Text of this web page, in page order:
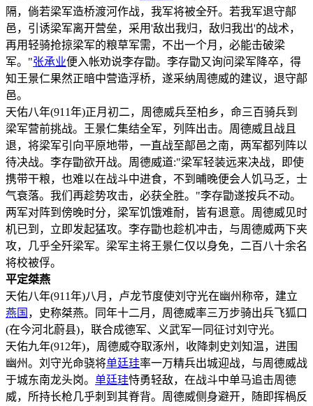
隔，倘若梁军造桥渡河作战，我军将被全歼。若我军退守鄗
邑，引诱梁军离开营垒，采用'敌出我归，敌归我出'的战术，
再用轻骑抢掠梁军的粮草军需，不出一个月，必能击破梁
军。"张承业便入帐劝说李存勖。李存勖又询问梁军降卒，得
知王景仁果然正暗中营造浮桥，遂采纳周德威的建议，退守鄗
邑。
天佑八年(911年)正月初二，周德威兵至柏乡，命三百骑兵到
梁军营前挑战。王景仁集结全军，列阵出击。周德威且战且
退，将梁军引向平原地带，一直战至鄗邑之南，两军都列阵以
待决战。李存勖欲开战。周德威道:"梁军轻装远来决战，即使
携带干粮，也难以在战斗中进食，不到晡晚便会人饥马乏，士
气衰落。我们再趁势攻击，必获全胜。"李存勖遂按兵不动。
两军对阵到傍晚时分，梁军饥饿难耐，皆有退意。周德威见时
机已到，立即发起猛攻。李存勖也趁机冲击，与周德威两下夹
攻，几乎全歼梁军。梁军主将王景仁仅以身免，二百八十余名
将校被俘。
平定桀燕
天佑八年(911年)八月，卢龙节度使刘守光在幽州称帝，建立
燕国 ，史称桀燕。同年十二月，周德威率三万步骑出兵飞狐口
(在今河北蔚县)，联合成德军、义武军一同征讨刘守光。
天佑九年(912年)，周德威夺取涿州，收降刺史刘知温，进围
幽州。刘守光命骁将单廷珪率一万精兵出城迎战，与周德威战
于城东南龙头岗。 单廷珪恃勇轻敌，在战斗中单马追击周德
威，所持长枪几乎刺到其脊背。周德威侧身避开，随即挥楇反